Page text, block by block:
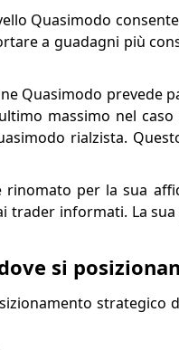
Quasimodo
a guadagni più
Quasimodo prevede
massimo nel
rialzista.
per la sua
trader informati. La
si
strategico